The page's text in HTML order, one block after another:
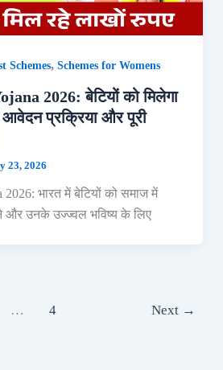
Schemes, Schemes for Womens
2026: बेटियों को मिलेगा
प्रक्रिया और पूरी
23, 2026
भारत में बेटियों को समाज में
और उनके उज्ज्वल भविष्य के लिए
… 4 Next →